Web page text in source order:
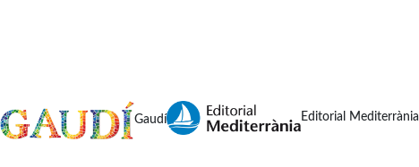
Gaudí Editorial Mediterrània